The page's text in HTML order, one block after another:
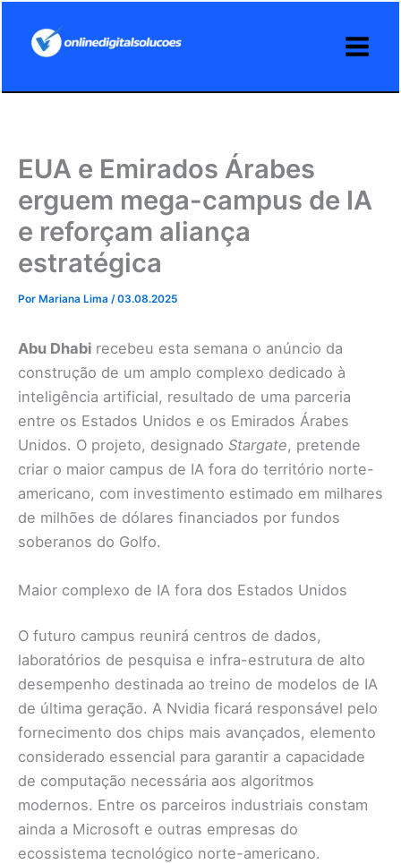
EUA e Emirados Árabes
erguem mega-campus de IA
e reforçam aliança
estratégica
Por Mariana Lima /03.08.2025
Abu Dhabi recebeu esta semana o anúncio da
construção de um amplo complexo dedicado à
inteligência artificial, resultado de uma parceria
entre os Estados Unidos e os Emirados Árabes
Unidos. O projeto, designado Stargate, pretende
criar o maior campus de IA fora do território norte-
americano, com investimento estimado em milhares
de milhões de dólares financiados por fundos
soberanos do Golfo.
Maior complexo de IA fora dos Estados Unidos
O futuro campus reunirá centros de dados,
laboratórios de pesquisa e infra-estrutura de alto
desempenho destinada ao treino de modelos de IA
de última geração. A Nvidia ficará responsável pelo
fornecimento dos chips mais avançados, elemento
considerado essencial para garantir a capacidade
de computação necessária aos algoritmos
modernos. Entre os parceiros industriais constam
ainda a Microsoft e outras empresas do
ecossistema tecnológico norte-americano.